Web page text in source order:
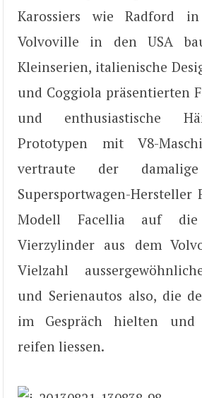
Karossiers wie Radford
Volvoville in den USA
Kleinserien, italienische
und Coggiola präsentierten
und enthusiastische
Prototypen mit V8-
vertraute der damalige
Supersportwagen-Hersteller
Modell Facellia auf die
Vierzylinder aus dem
Vielzahl
und Serienautos also, die
im Gespräch hielten
reifen liessen.